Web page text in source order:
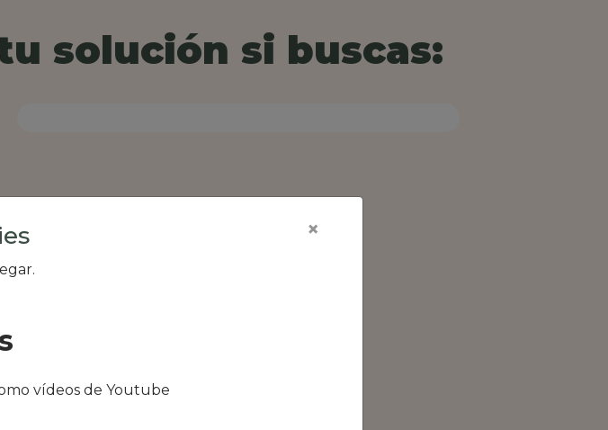
solución si buscas:
×
vídeos de Youtube